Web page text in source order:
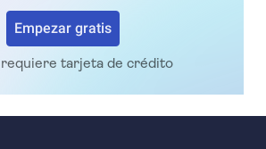
Empezar gratis
requiere tarjeta de crédito